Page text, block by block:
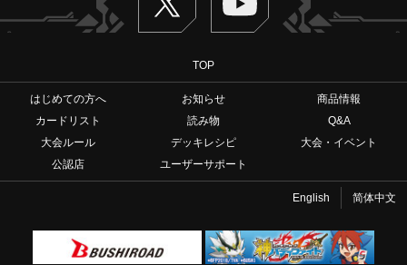
TOP
はじめての方へ お知らせ
商品情報
カードリスト
読み物
Q&A
大会ルール
デッキレシピ
大会・イベント
公認店
ユーザーサポート
English 简体中文